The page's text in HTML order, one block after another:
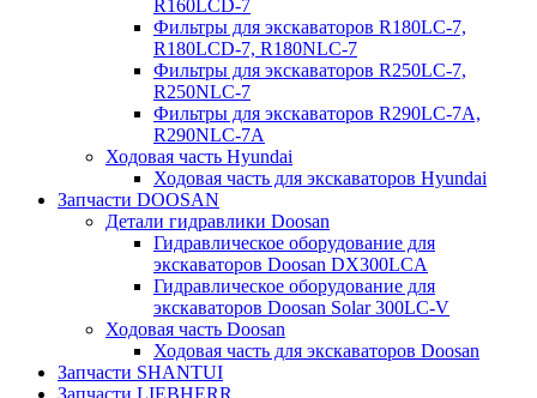
R160LCD-7
Фильтры для экскаваторов R180LC-7,
R180LCD-7, R180NLC-7
Фильтры для экскаваторов R250LC-7,
R250NLC-7
Фильтры для экскаваторов R290LC-7A,
R290NLC-7A
Ходовая часть Hyundai
Ходовая часть для экскаваторов Hyundai
Запчасти DOOSAN
Детали гидравлики Doosan
Гидравлическое оборудование для
экскаваторов Doosan DX300LCA
Гидравлическое оборудование для
экскаваторов Doosan Solar 300LC-V
Ходовая часть Doosan
Ходовая часть для экскаваторов Doosan
Запчасти SHANTUI
Запчасти LIEBHERR